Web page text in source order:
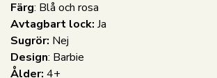
Färg: Blå och rosa
Avtagbart lock: Ja
Sugrör: Nej
Design: Barbie
Ålder: 4+